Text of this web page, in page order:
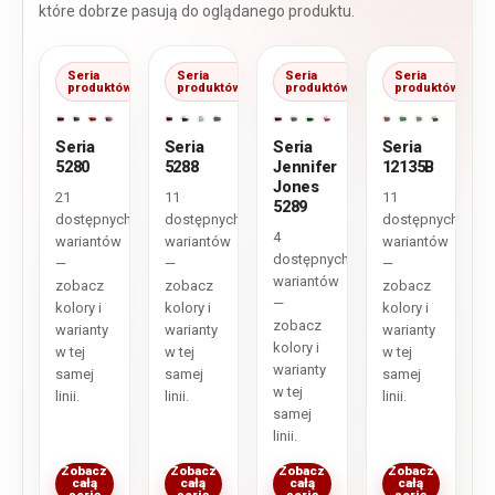
które dobrze pasują do oglądanego produktu.
Seria
produktów
Seria
5280
21
dostępnych
wariantów
—
zobacz
kolory i
warianty
w tej
samej
linii.
Zobacz
całą
Seria
produktów
Seria
5288
11
dostępnych
wariantów
—
zobacz
kolory i
warianty
w tej
samej
linii.
Zobacz
całą
Seria
produktów
Seria
Jennifer
Jones
5289
4
dostępnych
wariantów
—
zobacz
kolory i
warianty
w tej
samej
linii.
Zobacz
całą
Seria
produktów
Seria
12135B
11
dostępnych
wariantów
—
zobacz
kolory i
warianty
w tej
samej
linii.
Zobacz
całą